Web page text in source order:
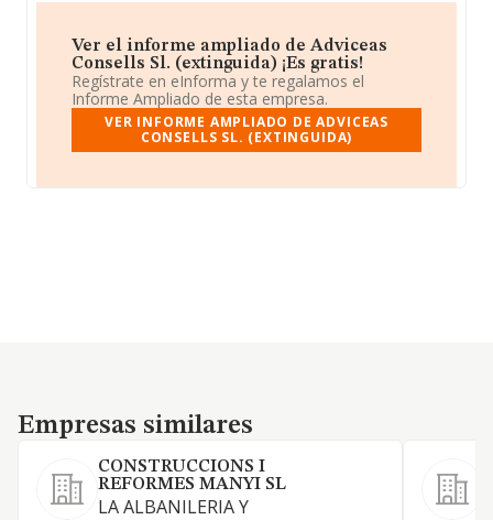
Ver el informe ampliado de Adviceas
Consells Sl. (extinguida) ¡Es gratis!
Regístrate en eInforma y te regalamos el
Informe Ampliado de esta empresa.
VER INFORME AMPLIADO DE ADVICEAS
CONSELLS SL. (EXTINGUIDA)
Empresas similares
Empresas similares
CONSTRUCCIONS I
REFORMES MANYI SL
LA ALBANILERIA Y